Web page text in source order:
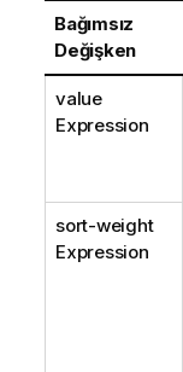
Bağımsız
Değişken
value
Expression
sort-weight
Expression